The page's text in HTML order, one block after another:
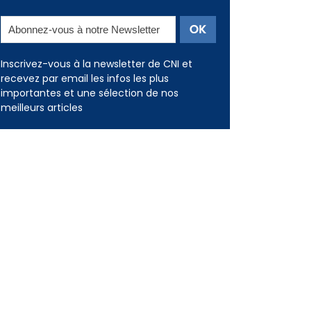
Inscrivez-vous à la newsletter de CNI et
recevez par email les infos les plus
importantes et une sélection de nos
meilleurs articles